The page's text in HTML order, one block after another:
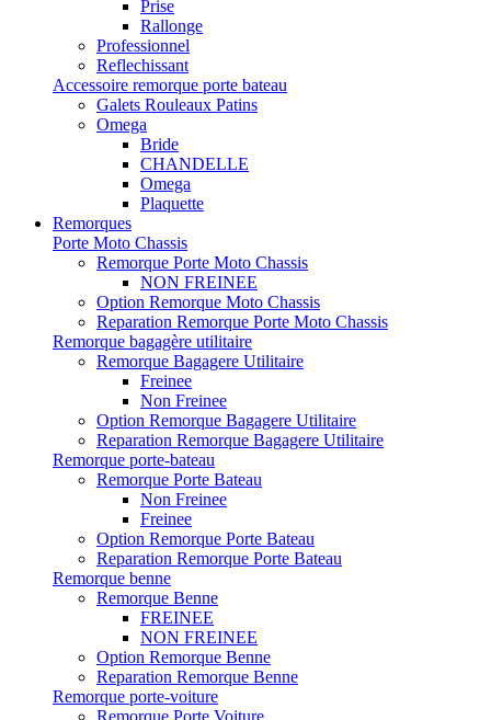
Prise
Rallonge
Professionnel
Reflechissant
Accessoire remorque porte bateau
Galets Rouleaux Patins
Omega
Bride
CHANDELLE
Omega
Plaquette
Remorques
Porte Moto Chassis
Remorque Porte Moto Chassis
NON FREINEE
Option Remorque Moto Chassis
Reparation Remorque Porte Moto Chassis
Remorque bagagère utilitaire
Remorque Bagagere Utilitaire
Freinee
Non Freinee
Option Remorque Bagagere Utilitaire
Reparation Remorque Bagagere Utilitaire
Remorque porte-bateau
Remorque Porte Bateau
Non Freinee
Freinee
Option Remorque Porte Bateau
Reparation Remorque Porte Bateau
Remorque benne
Remorque Benne
FREINEE
NON FREINEE
Option Remorque Benne
Reparation Remorque Benne
Remorque porte-voiture
Remorque Porte Voiture